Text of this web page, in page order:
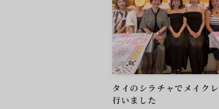
タイのシラチャでメイク
行いました